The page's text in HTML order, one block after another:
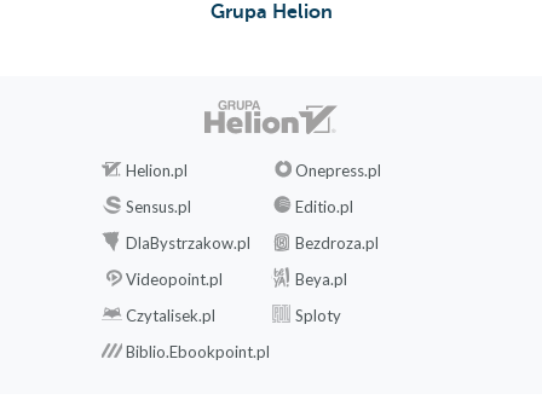
Grupa Helion
Helion.pl
Onepress.pl
Sensus.pl
Editio.pl
DlaBystrzakow.pl
Bezdroza.pl
Videopoint.pl
Beya.pl
Czytalisek.pl
Sploty
Biblio.Ebookpoint.pl